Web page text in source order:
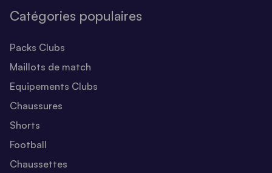
Catégories populaires
Packs Clubs
Maillots de match
Equipements Clubs
Chaussures
Shorts
Football
Chaussettes